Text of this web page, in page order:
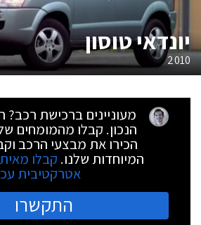
יונדאי טוסון
2010
מעוניינים ברכישת
הנכון. קבלו מהמומחים
הכירו את מבצעי הרכב
המיוחדות שלנו. קבלו
אטרקטיבית
התקשרו